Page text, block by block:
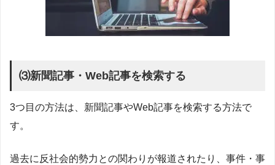
⑶新聞記事・Web記事を検索する
3つ目の方法は、新聞記事やWeb記事を検索する方法で
す。
過去に反社会的勢力との関わりが報道されたり、事件・事